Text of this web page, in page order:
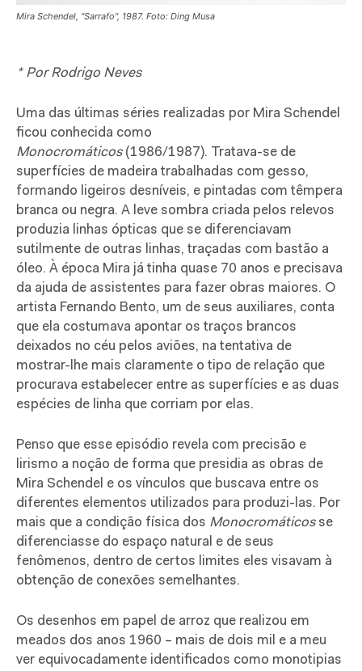
Mira Schendel, "Sarrafo", 1987. Foto: Ding Musa
* Por Rodrigo Neves
Uma das últimas séries realizadas por Mira Schendel
ficou conhecida como
Monocromáticos(1986/1987). Tratava-se de
superfícies de madeira trabalhadas com gesso,
formando ligeiros desníveis, e pintadas com têmpera
branca ou negra. A leve sombra criada pelos relevos
produzia linhas ópticas que se diferenciavam
sutilmente de outras linhas, traçadas com bastão a
óleo. À época Mira já tinha quase 70 anos e precisava
da ajuda de assistentes para fazer obras maiores. O
artista Fernando Bento, um de seus auxiliares, conta
que ela costumava apontar os traços brancos
deixados no céu pelos aviões, na tentativa de
mostrar-lhe mais claramente o tipo de relação que
procurava estabelecer entre as superfícies e as duas
espécies de linha que corriam por elas.
Penso que esse episódio revela com precisão e
lirismo a noção de forma que presidia as obras de
Mira Schendel e os vínculos que buscava entre os
diferentes elementos utilizados para produzi-las. Por
mais que a condição física dos Monocromáticosse
diferenciasse do espaço natural e de seus
fenômenos, dentro de certos limites eles visavam à
obtenção de conexões semelhantes.
Os desenhos em papel de arroz que realizou em
meados dos anos 1960 – mais de dois mil e a meu
ver equivocadamente identificados como monotipias